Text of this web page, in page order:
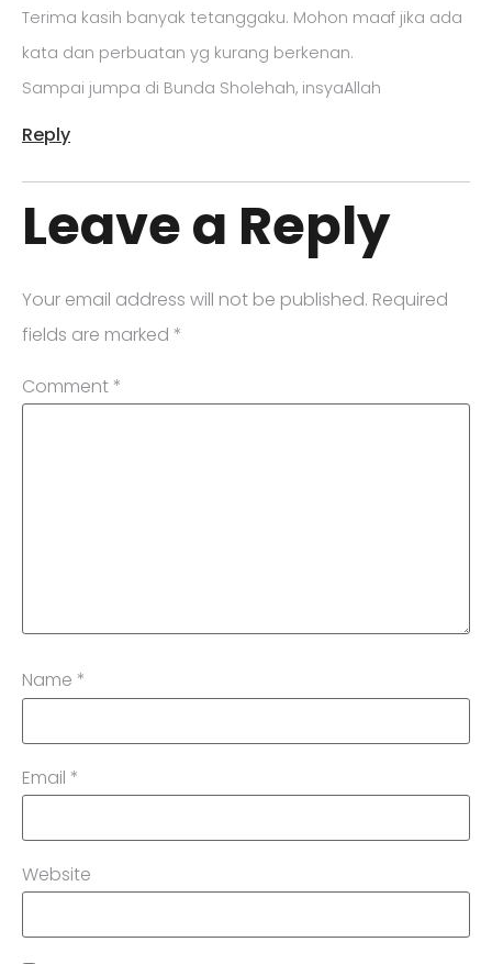
Terima kasih banyak tetanggaku. Mohon maaf jika ada
kata dan perbuatan yg kurang berkenan.
Sampai jumpa di Bunda Sholehah, insyaAllah
Reply
Leave a Reply
Your email address will not be published. Required
fields are marked *
Comment *
Name *
Email *
Website